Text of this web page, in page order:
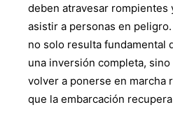
deben atravesar rompientes
asistir a personas en
no solo resulta fundamental
una inversión completa,
volver a ponerse en marcha
que la embarcación